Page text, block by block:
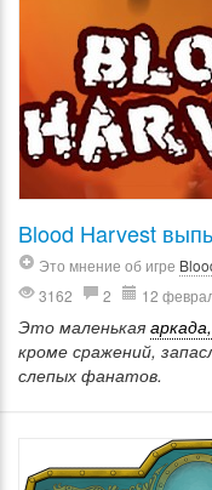
Blood Harvest
Это мнение об игре
3162
2 12
Это маленькая аркада,
кроме сражений,
слепых фанатов.